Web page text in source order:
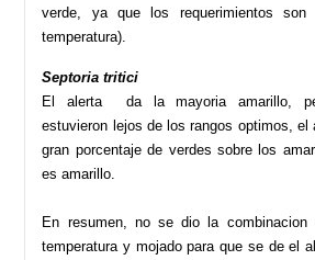
verde, ya que los requerimientos son
temperatura).
Septoria tritici
El alerta da la mayoria amarillo,
estuvieron lejos de los rangos optimos, el
gran porcentaje de verdes sobre los
es amarillo.
En resumen, no se dio la
temperatura y mojado para que se de el